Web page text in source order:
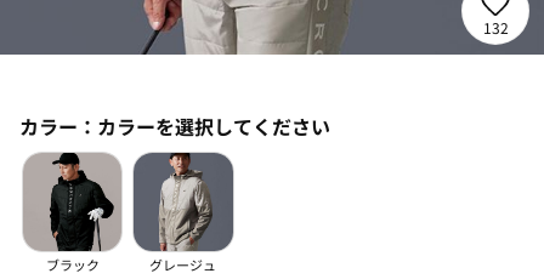
132
カラー： カラーを選択してください
ブラック グレージュ